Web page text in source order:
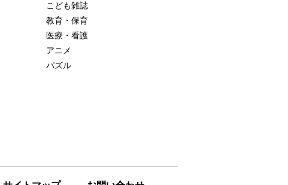
こども雑誌
教育・保育
医療・看護
アニメ
パズル